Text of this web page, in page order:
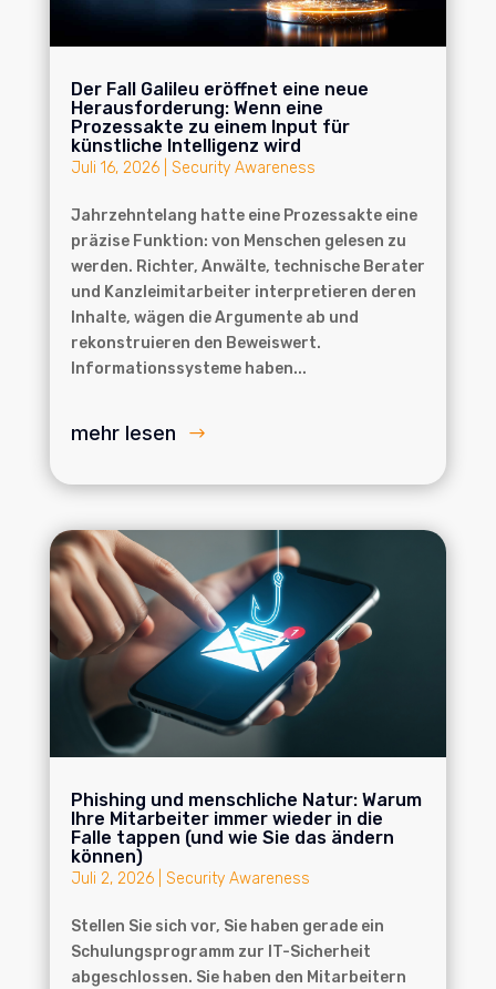
Der Fall Galileu eröffnet eine neue
Herausforderung: Wenn eine
Prozessakte zu einem Input für
künstliche Intelligenz wird
Juli 16, 2026| Security Awareness
Jahrzehntelang hatte eine Prozessakte eine
präzise Funktion: von Menschen gelesen zu
werden. Richter, Anwälte, technische Berater
und Kanzleimitarbeiter interpretieren deren
Inhalte, wägen die Argumente ab und
rekonstruieren den Beweiswert.
Informationssysteme haben...
mehr lesen
Phishing und menschliche Natur: Warum
Ihre Mitarbeiter immer wieder in die
Falle tappen (und wie Sie das ändern
können)
Juli 2, 2026| Security Awareness
Stellen Sie sich vor, Sie haben gerade ein
Schulungsprogramm zur IT-Sicherheit
abgeschlossen. Sie haben den Mitarbeitern